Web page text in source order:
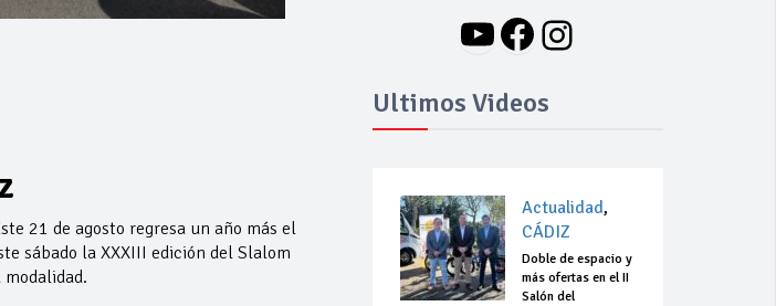
21 de agosto regresa un año más el
sábado la XXXIII edición del Slalom
YouTube
Facebook
Instagram
Ultimos Videos
Actualidad,
CÁDIZ
Doble de espacio y
más ofertas en el II
Salón del